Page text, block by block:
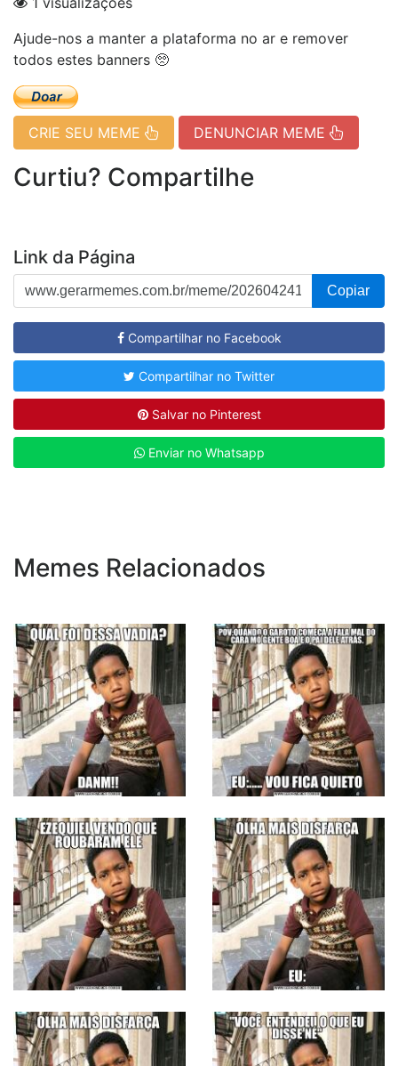
Ajude-nos a manter a plataforma no ar e remover
todos estes banners 🥺
CRIE SEU MEME DENUNCIAR MEME
Curtiu? Compartilhe
Link da Página
Copiar
Compartilhar no Facebook
Compartilhar no Twitter
Salvar no Pinterest
Enviar no Whatsapp
Memes Relacionados